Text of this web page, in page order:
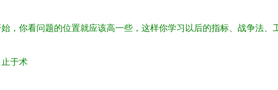
，你看问题的位置就应该高一些，这样你学习以后的指标、战争法、
于术